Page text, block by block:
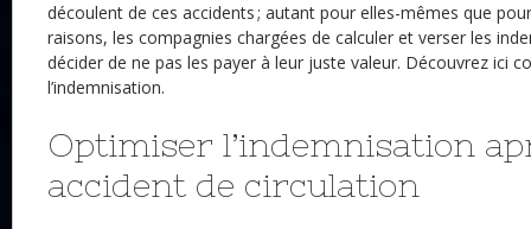
découlent de ces accidents ; autant pour elles-mêmes que
raisons, les compagnies chargées de calculer et verser les
décider de ne pas les payer à leur juste valeur. Découvrez ici
l’indemnisation.
Optimiser l’indemnisation
accident de circulation